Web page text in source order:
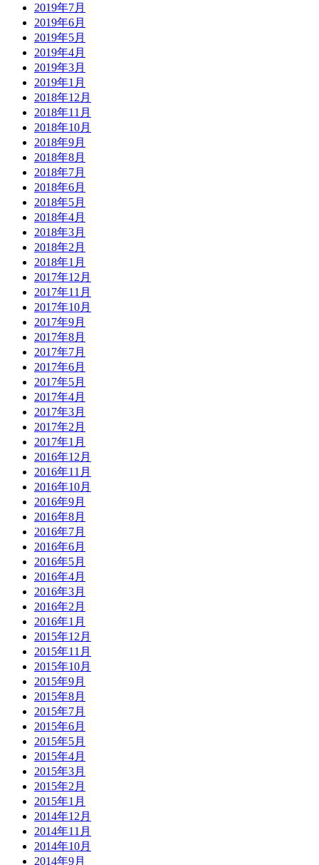
2019年7月
2019年6月
2019年5月
2019年4月
2019年3月
2019年1月
2018年12月
2018年11月
2018年10月
2018年9月
2018年8月
2018年7月
2018年6月
2018年5月
2018年4月
2018年3月
2018年2月
2018年1月
2017年12月
2017年11月
2017年10月
2017年9月
2017年8月
2017年7月
2017年6月
2017年5月
2017年4月
2017年3月
2017年2月
2017年1月
2016年12月
2016年11月
2016年10月
2016年9月
2016年8月
2016年7月
2016年6月
2016年5月
2016年4月
2016年3月
2016年2月
2016年1月
2015年12月
2015年11月
2015年10月
2015年9月
2015年8月
2015年7月
2015年6月
2015年5月
2015年4月
2015年3月
2015年2月
2015年1月
2014年12月
2014年11月
2014年10月
2014年9月